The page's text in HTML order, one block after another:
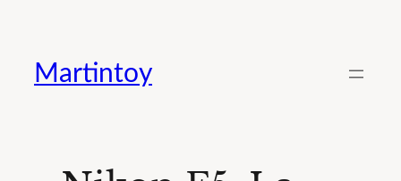
contenido
Martintoy